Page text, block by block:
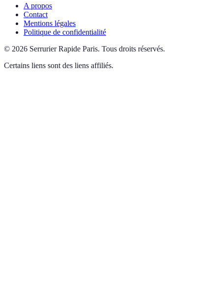
A propos
Contact
Mentions légales
Politique de confidentialité
© 2026 Serrurier Rapide Paris. Tous droits réservés.
Certains liens sont des liens affiliés.